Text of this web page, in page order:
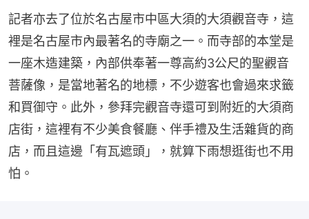
記者亦去了位於名古屋市中區大須的大須觀音寺，這
裡是名古屋市內最著名的寺廟之一。而寺部的本堂是
一座木造建築，內部供奉著一尊高約3公尺的聖觀音
菩薩像，是當地著名的地標，不少遊客也會過來求籤
和買御守。此外，參拜完觀音寺還可到附近的大須商
店街，這裡有不少美食餐廳、伴手禮及生活雜貨的商
店，而且這邊「有瓦遮頭」，就算下雨想逛街也不用
怕。